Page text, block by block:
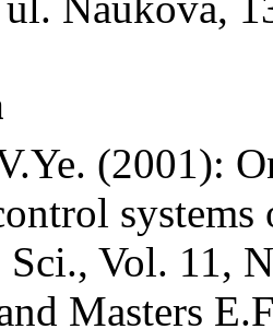
(2001):
Vol. 11,
Masters